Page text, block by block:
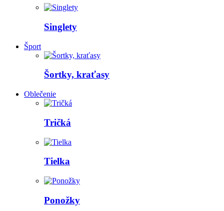
Singlety
Šport
Šortky, kraťasy
Oblečenie
Tričká
Tielka
Ponožky